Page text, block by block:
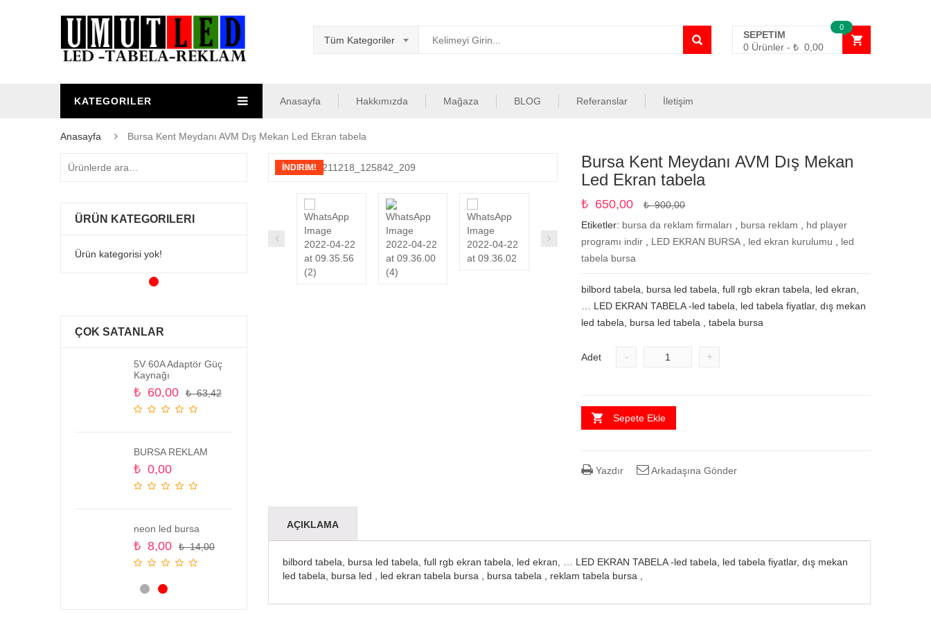
Tüm Kategoriler
SEPETIM
0 Ürünler - ₺ 0,00
0
KATEGORILER Anasayfa Hakkımızda Mağaza BLOG Referanslar İletişim
Anasayfa Bursa Kent Meydanı AVM Dış Mekan Led Ekran tabela
İNDIRIM!
Bursa Kent Meydanı AVM Dış Mekan
Led Ekran tabela
₺900,00
₺ 650,00
Etiketler: bursa da reklam firmaları bursa reklam
hd player
programı indir
LED EKRAN BURSA led ekran kurulumu
led
tabela bursa
bilbord tabela, bursa led tabela, full rgb ekran tabela, led ekran,
… LED EKRAN TABELA -led tabela, led tabela fiyatlar, dış mekan
led tabela, bursa led tabela , tabela bursa
Adet - +
Sepete Ekle
Yazdır Arkadaşına Gönder
AÇIKLAMA
bilbord tabela, bursa led tabela, full rgb ekran tabela, led ekran, … LED EKRAN TABELA -led tabela, led tabela fiyatlar, dış mekan
led tabela, bursa led , led ekran tabela bursa , bursa tabela , reklam tabela bursa ,
ÜRÜN KATEGORILERI
Ürün kategorisi yok!
ÇOK SATANLAR
5V 60A Adaptör Güç
Kaynağı
₺63,42
₺ 60,00
BURSA REKLAM
₺ 0,00
neon led bursa
₺14,00
₺ 8,00